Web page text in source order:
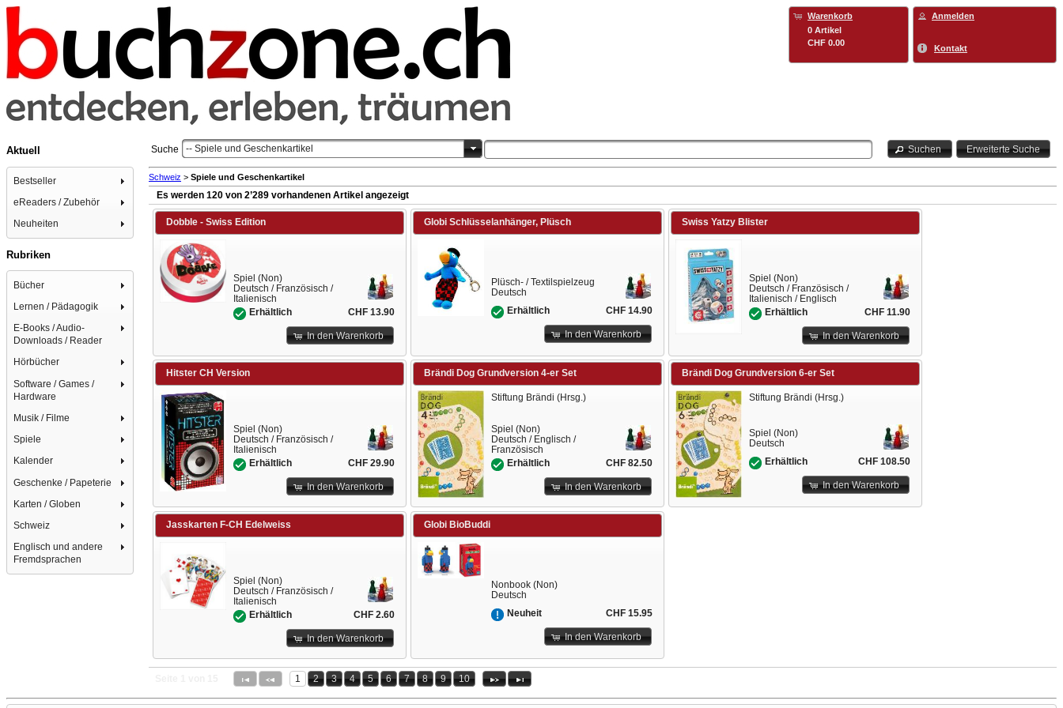
Warenkorb
0 Artikel
CHF 0.00
Anmelden
Kontakt
Aktuell
Bestseller
eReaders / Zubehör
Neuheiten
Rubriken
Bücher
Lernen / Pädagogik
E-Books / Audio-
Downloads / Reader
Hörbücher
Software / Games /
Hardware
Musik / Filme
Spiele
Kalender
Geschenke / Papeterie
Karten / Globen
Schweiz
Englisch und andere
Fremdsprachen
Suche -- Spiele und Geschenkartikel Suchen Erweiterte Suche
Schweiz > Spiele und Geschenkartikel
Es werden 120 von 2’289 vorhandenen Artikel angezeigt
Dobble - Swiss Edition
Spiel (Non)
Deutsch / Französisch /
Italienisch
Erhältlich
CHF 13.90
In den Warenkorb
Globi Schlüsselanhänger, Plüsch
Plüsch- / Textilspielzeug
Deutsch
Erhältlich
CHF 14.90
In den Warenkorb
Swiss Yatzy Blister
Spiel (Non)
Deutsch / Französisch /
Italienisch / Englisch
Erhältlich
CHF 11.90
In den Warenkorb
Hitster CH Version
Spiel (Non)
Deutsch / Französisch /
Italienisch
Erhältlich
CHF 29.90
In den Warenkorb
Brändi Dog Grundversion 4-er Set
Stiftung Brändi (Hrsg.)
Spiel (Non)
Deutsch / Englisch /
Französisch
Erhältlich
CHF 82.50
In den Warenkorb
Brändi Dog Grundversion 6-er Set
Stiftung Brändi (Hrsg.)
Spiel (Non)
Deutsch
Erhältlich
CHF 108.50
In den Warenkorb
Jasskarten F-CH Edelweiss
Spiel (Non)
Deutsch / Französisch /
Italienisch
Erhältlich
CHF 2.60
In den Warenkorb
Globi BioBuddi
Nonbook (Non)
Deutsch
Neuheit
CHF 15.95
In den Warenkorb
1 2 3 4 5 6 7 8 9 10